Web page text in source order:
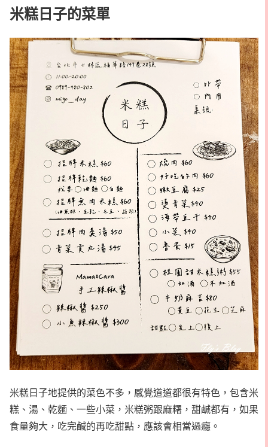
米糕日子的菜單
米糕日子地提供的菜色不多，感覺道道都很有特色，包含米
糕、湯、乾麵、一些小菜，米糕粥跟麻糬，甜鹹都有，如果
食量夠大，吃完鹹的再吃甜點，應該會相當過癮。